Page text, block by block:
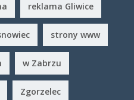
reklama Gliwice
strony www
w Zabrzu
Zgorzelec